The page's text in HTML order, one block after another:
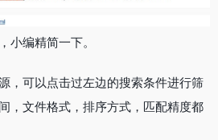
小编精简一下。
，可以点击过左边的搜索条件进行筛
，文件格式，排序方式，匹配精度都